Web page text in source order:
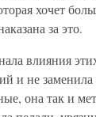
хочет
за это.
влияния
и не заменила
она так и